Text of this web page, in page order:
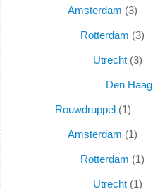
Amsterdam 3
Rotterdam 3
Utrecht 3
Den Haag
Rouwdruppel 1
Amsterdam 1
Rotterdam 1
Utrecht 1